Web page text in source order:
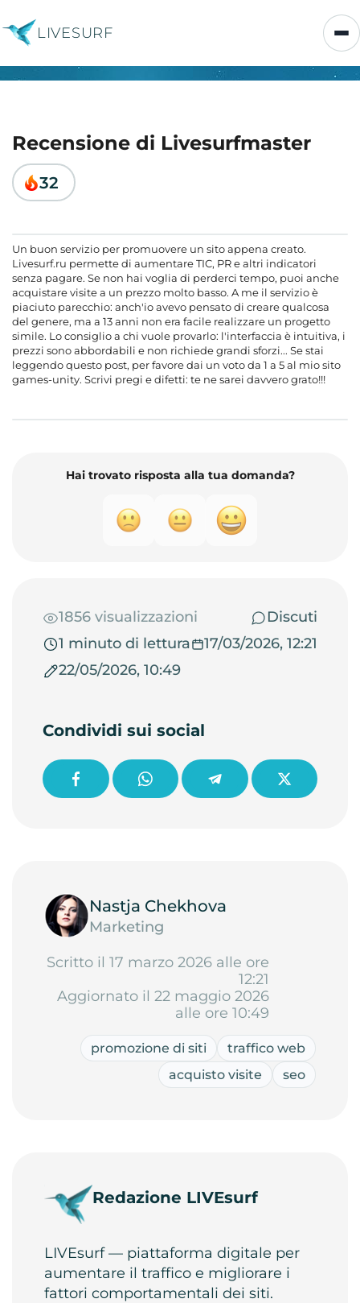
LIVESURF
Recensione di Livesurfmaster
32
Un buon servizio per promuovere un sito appena creato.
Livesurf.ru permette di aumentare TIC, PR e altri indicatori
senza pagare. Se non hai voglia di perderci tempo, puoi anche
acquistare visite a un prezzo molto basso. A me il servizio è
piaciuto parecchio: anch'io avevo pensato di creare qualcosa
del genere, ma a 13 anni non era facile realizzare un progetto
simile. Lo consiglio a chi vuole provarlo: l'interfaccia è intuitiva, i
prezzi sono abbordabili e non richiede grandi sforzi... Se stai
leggendo questo post, per favore dai un voto da 1 a 5 al mio sito
games-unity. Scrivi pregi e difetti: te ne sarei davvero grato!!!
Hai trovato risposta alla tua domanda?
1856 visualizzazioni
Discuti
1 minuto di lettura
17/03/2026, 12:21
22/05/2026, 10:49
Condividi sui social
Nastja Chekhova
Marketing
Scritto il 17 marzo 2026 alle ore
12:21
Aggiornato il 22 maggio 2026
alle ore 10:49
promozione di siti
traffico web
acquisto visite
seo
Redazione LIVEsurf
LIVEsurf — piattaforma digitale per
aumentare il traffico e migliorare i
fattori comportamentali dei siti.